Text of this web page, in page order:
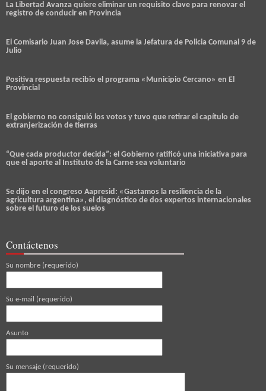
La Libertad Avanza quiere eliminar un requisito clave para renovar el
registro de conducir en Provincia
El Comisario Juan Jose Davila, asume la Jefatura de Policia Comunal 9 de
Julio
Positiva respuesta recibio el programa «Municipio Cercano» en El
Provincial
El gobierno no consiguió los votos y tuvo que retirar el capítulo de
extranjerización de tierras
“Que cada productor decida”: el Gobierno ratificó una iniciativa para
que el aporte al Instituto de la Carne sea voluntario
Se dijo en el congreso Aapresid: «Gastamos la resiliencia de la
agricultura argentina», el diagnóstico de dos expertos internacionales
sobre el futuro de los suelos
Contáctenos
Su nombre (requerido)
Su e-mail (requerido)
Asunto
Su mensaje (requerido)